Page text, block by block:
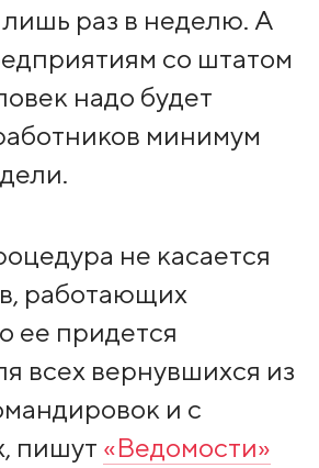
лишь раз в неделю. А
со штатом
надо будет
минимум
не касается
работающих
ее придется
всех вернувшихся из
и с
пишут «Ведомости»